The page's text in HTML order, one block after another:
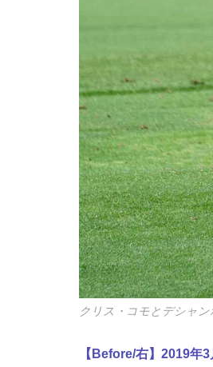
クリス・コモとデシャン
【Before/右】2019